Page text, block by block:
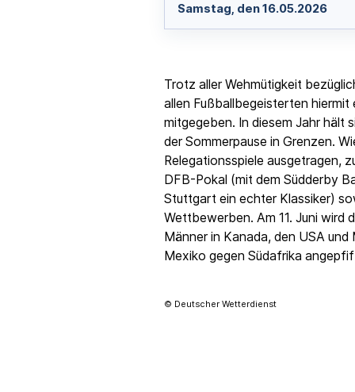
Samstag, den 16.05.2026
Trotz aller Wehmütigkeit
allen Fußballbegeisterten
mitgegeben. In diesem Jahr hält
der Sommerpause in Grenzen.
Relegationsspiele ausgetragen,
DFB-Pokal (mit dem Südderby
Stuttgart ein echter Klassiker)
Wettbewerben. Am 11. Juni wird
Männer in Kanada, den USA
Mexiko gegen Südafrika
© Deutscher Wetterdienst